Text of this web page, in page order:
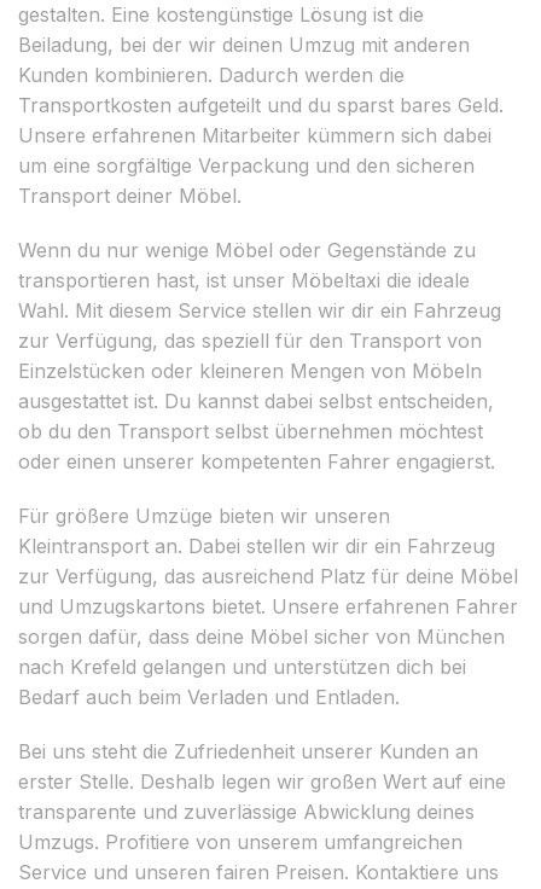
gestalten. Eine kostengünstige Lösung ist die
Beiladung, bei der wir deinen Umzug mit anderen
Kunden kombinieren. Dadurch werden die
Transportkosten aufgeteilt und du sparst bares Geld.
Unsere erfahrenen Mitarbeiter kümmern sich dabei
um eine sorgfältige Verpackung und den sicheren
Transport deiner Möbel.
Wenn du nur wenige Möbel oder Gegenstände zu
transportieren hast, ist unser Möbeltaxi die ideale
Wahl. Mit diesem Service stellen wir dir ein Fahrzeug
zur Verfügung, das speziell für den Transport von
Einzelstücken oder kleineren Mengen von Möbeln
ausgestattet ist. Du kannst dabei selbst entscheiden,
ob du den Transport selbst übernehmen möchtest
oder einen unserer kompetenten Fahrer engagierst.
Für größere Umzüge bieten wir unseren
Kleintransport an. Dabei stellen wir dir ein Fahrzeug
zur Verfügung, das ausreichend Platz für deine Möbel
und Umzugskartons bietet. Unsere erfahrenen Fahrer
sorgen dafür, dass deine Möbel sicher von München
nach Krefeld gelangen und unterstützen dich bei
Bedarf auch beim Verladen und Entladen.
Bei uns steht die Zufriedenheit unserer Kunden an
erster Stelle. Deshalb legen wir großen Wert auf eine
transparente und zuverlässige Abwicklung deines
Umzugs. Profitiere von unserem umfangreichen
Service und unseren fairen Preisen. Kontaktiere uns